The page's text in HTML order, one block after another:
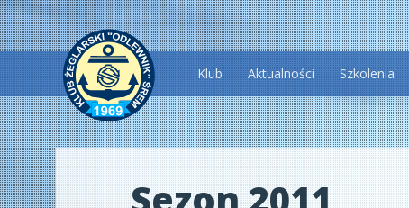
Przeskocz
do
treści
Klub Aktualności Szkolenia